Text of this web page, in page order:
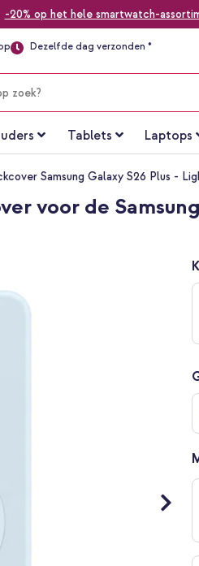
-20% op het hele smartwatch-
Dezelfde dag verzonden *
Tablets Laptops
Samsung Galaxy S26 Plus -
voor de